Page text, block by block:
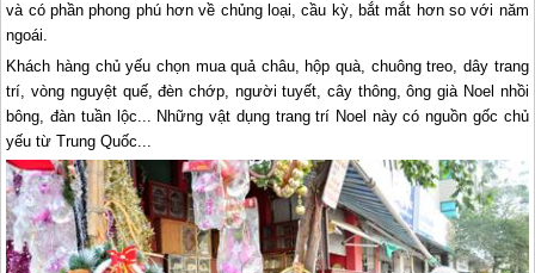
và có phần phong phú hơn về chủng loại, cầu kỳ, bắt mắt hơn so với năm
ngoái.
Khách hàng chủ yếu chọn mua quả châu, hộp quà, chuông treo, dây trang
trí, vòng nguyệt quế, đèn chớp, người tuyết, cây thông, ông già Noel nhồi
bông, đàn tuần lộc... Những vật dụng trang trí Noel này có nguồn gốc chủ
yếu từ Trung Quốc...